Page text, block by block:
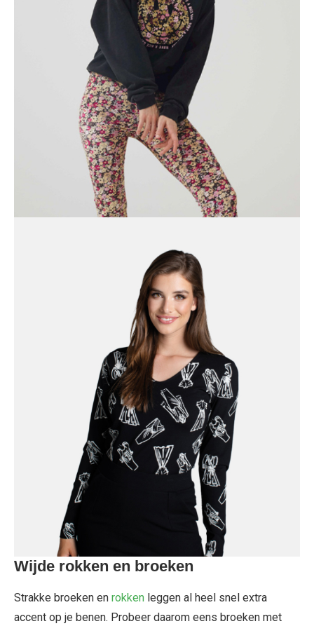
Wijde rokken en broeken
Strakke broeken en rokken leggen al heel snel extra
accent op je benen. Probeer daarom eens broeken met